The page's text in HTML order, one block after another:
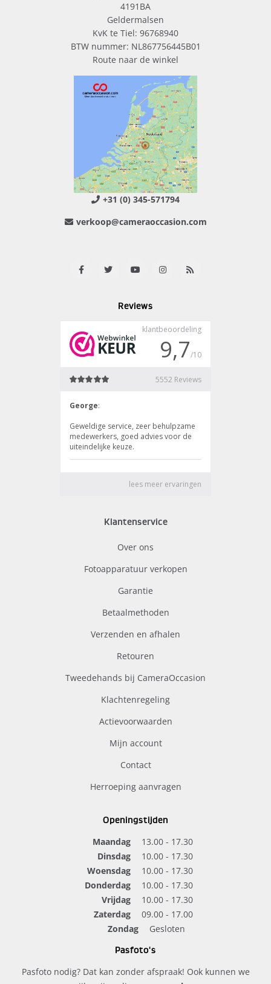
4191BA
Geldermalsen
KvK te Tiel: 96768940
BTW nummer: NL867756445B01
Route naar de winkel
+31 (0) 345-571794
verkoop@cameraoccasion.com
Reviews
Klantenservice
Over ons
Fotoapparatuur verkopen
Garantie
Betaalmethoden
Verzenden en afhalen
Retouren
Tweedehands bij CameraOccasion
Klachtenregeling
Actievoorwaarden
Mijn account
Contact
Herroeping aanvragen
Openingstijden
Maandag
13.00 - 17.30
Dinsdag
10.00 - 17.30
Woensdag
10.00 - 17.30
Donderdag
10.00 - 17.30
Vrijdag
10.00 - 17.30
Zaterdag
09.00 - 17.00
Zondag
Gesloten
Pasfoto's
Pasfoto nodig? Dat kan zonder afspraak! Ook kunnen we